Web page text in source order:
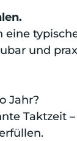
eine
und
Jahr?
Taktzeit